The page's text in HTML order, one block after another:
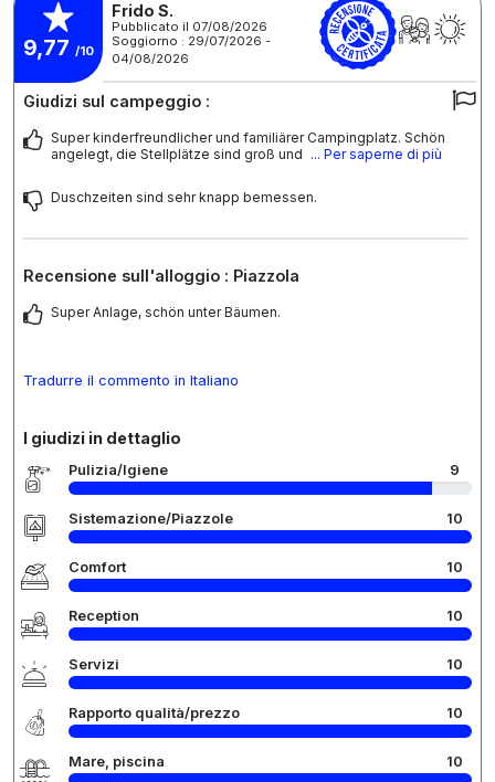
9,77 /10
Frido S.
Pubblicato il 07/08/2026
Soggiorno : 29/07/2026 -
04/08/2026
Giudizi sul campeggio :
Super kinderfreundlicher und familiärer Campingplatz. Schön
angelegt, die Stellplätze sind groß und ... Per saperne di più
Duschzeiten sind sehr knapp bemessen.
Recensione sull'alloggio : Piazzola
Super Anlage, schön unter Bäumen.
Tradurre il commento in Italiano
I giudizi in dettaglio
Pulizia/Igiene 9
Sistemazione/Piazzole 10
Comfort 10
Reception 10
Servizi 10
Rapporto qualità/prezzo 10
Mare, piscina 10